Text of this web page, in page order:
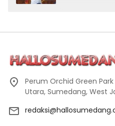
Perum Orchid Green
Utara, Sumedang, West